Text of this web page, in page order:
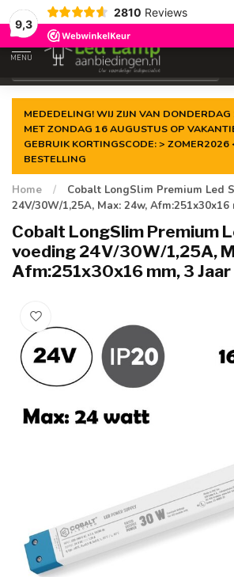
9,3
2810 Reviews
Gegarandeerde delaagste prijs
MENU
MEDEDELING! WIJ ZIJN VAN DONDERDAG
MET ZONDAG 16 AUGUSTUS OP
GEBRUIK KORTINGSCODE: > ZOMER2026
BESTELLING
Home /
Cobalt LongSlim Premium Led
24V/30W/1,25A, Max: 24w, Afm:251x30x16
Cobalt LongSlim Premium
voeding 24V/30W/1,25A,
Afm:251x30x16 mm, 3